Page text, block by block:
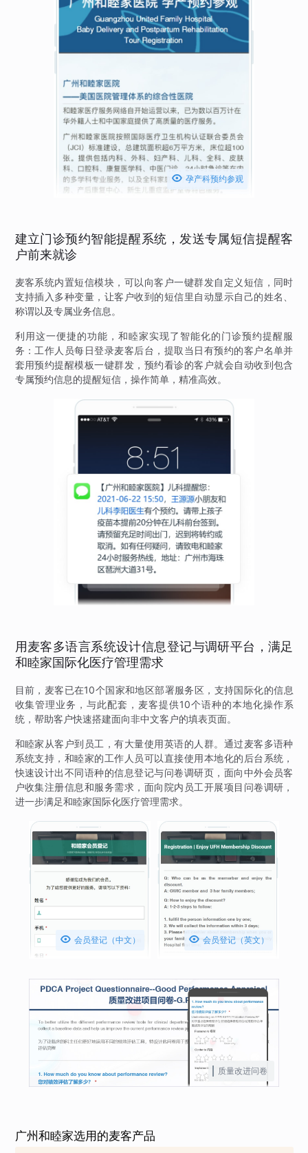
 孕产科预约参观
建立门诊预约智能提醒系统，发送专属短信提醒客
户前来就诊
麦客系统内置短信模块，可以向客户一键群发自定义短信，同时
支持插入多种变量，让客户收到的短信里自动显示自己的姓名、
称谓以及专属业务信息。
利用这一便捷的功能，和睦家实现了智能化的门诊预约提醒服
务：工作人员每日登录麦客后台，提取当日有预约的客户名单并
套用预约提醒模板一键群发，预约看诊的客户就会自动收到包含
专属预约信息的提醒短信，操作简单，精准高效。
用麦客多语言系统设计信息登记与调研平台，满足
和睦家国际化医疗管理需求
目前，麦客已在10个国家和地区部署服务区，支持国际化的信息
收集管理业务，与此配套，麦客提供10个语种的本地化操作系
统，帮助客户快速搭建面向非中文客户的填表页面。
和睦家从客户到员工，有大量使用英语的人群。通过麦客多语种
系统支持，和睦家的工作人员可以直接使用本地化的后台系统，
快速设计出不同语种的信息登记与问卷调研页，面向中外会员客
户收集注册信息和服务需求，面向院内员工开展项目问卷调研，
进一步满足和睦家国际化医疗管理需求。
 会员登记（中文）  会员登记（英文）
质量改进问卷
广州和睦家选用的麦客产品